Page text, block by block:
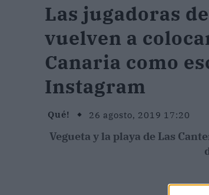
Las jugadoras
vuelven a
Canaria como
Instagram
Qué! 26 agosto, 2019 17:20
Vegueta y la playa de Las